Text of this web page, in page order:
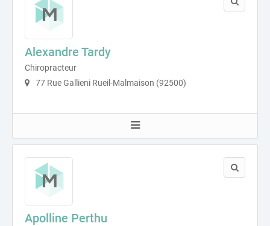
Alexandre Tardy
Chiropracteur
77 Rue Gallieni Rueil-Malmaison (92500)
Apolline Perthu